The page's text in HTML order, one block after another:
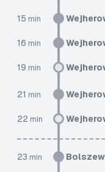
15 min
16 min
19 min
21 min
22 min
23 min